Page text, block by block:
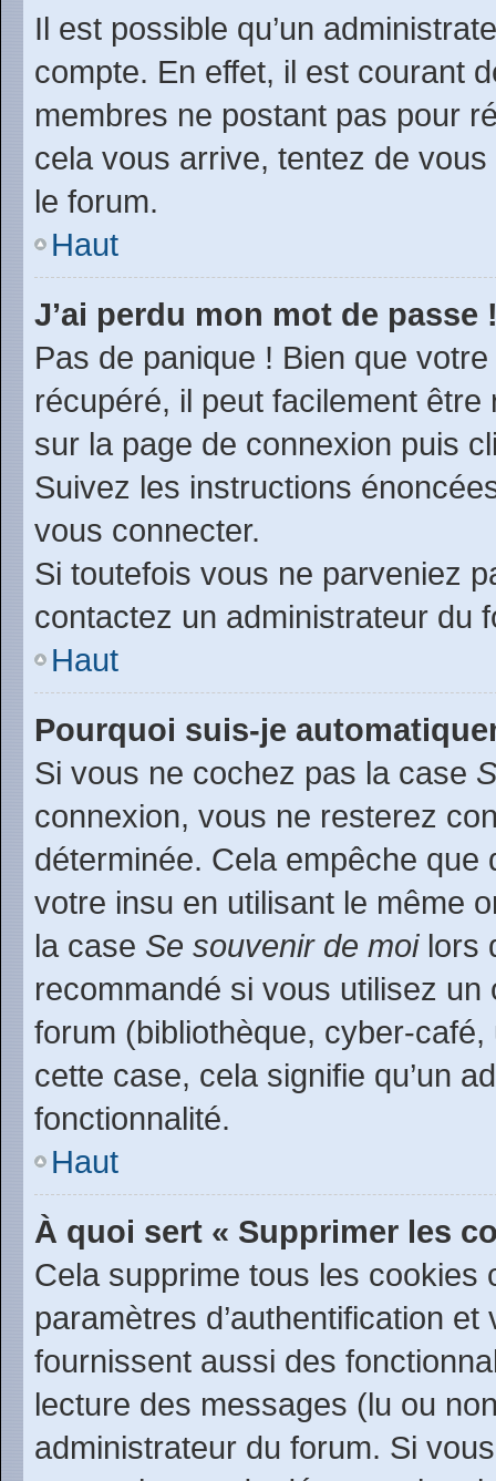
Il est possible qu’un
compte. En effet, il est courant
membres ne postant pas pour
cela vous arrive, tentez de
le forum.
Haut
J’ai perdu mon mot de passe
Pas de panique ! Bien que
récupéré, il peut facilement
sur la page de connexion puis
Suivez les instructions
vous connecter.
Si toutefois vous ne parveniez
contactez un administrateur du
Haut
Pourquoi suis-je
Si vous ne cochez pas la case
connexion, vous ne resterez
déterminée. Cela empêche que
votre insu en utilisant le même
la case Se souvenir de moilors
recommandé si vous utilisez
forum (bibliothèque, cyber-
cette case, cela signifie qu’un
fonctionnalité.
Haut
À quoi sert « Supprimer les
Cela supprime tous les
paramètres d’authentification
fournissent aussi des
lecture des messages (lu ou
administrateur du forum. Si